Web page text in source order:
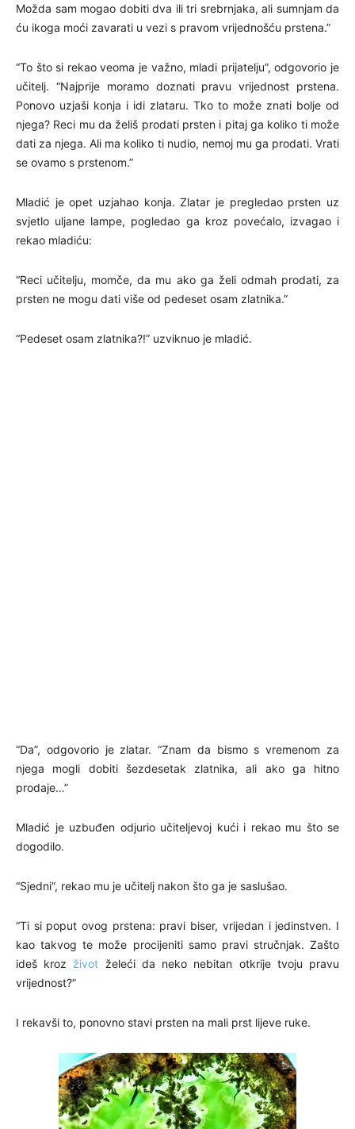
Možda sam mogao dobiti dva ili tri srebrnjaka, ali sumnjam da
ću ikoga moći zavarati u vezi s pravom vrijednošću prstena.”
“To što si rekao veoma je važno, mladi prijatelju”, odgovorio je
učitelj. “Najprije moramo doznati pravu vrijednost prstena.
Ponovo uzjaši konja i idi zlataru. Tko to može znati bolje od
njega? Reci mu da želiš prodati prsten i pitaj ga koliko ti može
dati za njega. Ali ma koliko ti nudio, nemoj mu ga prodati. Vrati
se ovamo s prstenom.”
Mladić je opet uzjahao konja. Zlatar je pregledao prsten uz
svjetlo uljane lampe, pogledao ga kroz povećalo, izvagao i
rekao mladiću:
“Reci učitelju, momče, da mu ako ga želi odmah prodati, za
prsten ne mogu dati više od pedeset osam zlatnika.”
“Pedeset osam zlatnika?!” uzviknuo je mladić.
“Da”, odgovorio je zlatar. “Znam da bismo s vremenom za
njega mogli dobiti šezdesetak zlatnika, ali ako ga hitno
prodaje…”
Mladić je uzbuđen odjurio učiteljevoj kući i rekao mu što se
dogodilo.
“Sjedni”, rekao mu je učitelj nakon što ga je saslušao.
“Ti si poput ovog prstena: pravi biser, vrijedan i jedinstven. I
kao takvog te može procijeniti samo pravi stručnjak. Zašto
ideš kroz život želeći da neko nebitan otkrije tvoju pravu
vrijednost?”
I rekavši to, ponovno stavi prsten na mali prst lijeve ruke.